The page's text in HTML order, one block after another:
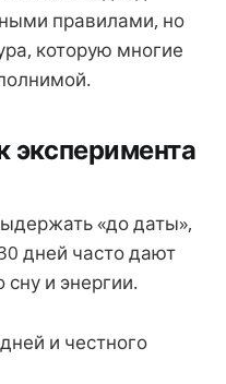
правилами, но
которую многие
эксперимента
«до даты»,
дней часто дают
и энергии.
и честного